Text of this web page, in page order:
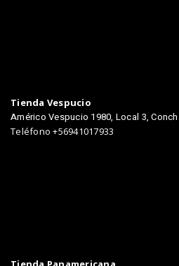
Tienda Vespucio
Américo Vespucio 1980, Local 3,
Teléfono +56941017933